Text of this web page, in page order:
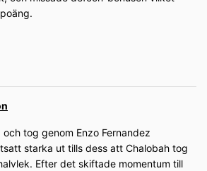
tog genom Enzo Fernandez
starka ut tills dess att Chalobah tog
Efter det skiftade momentum till